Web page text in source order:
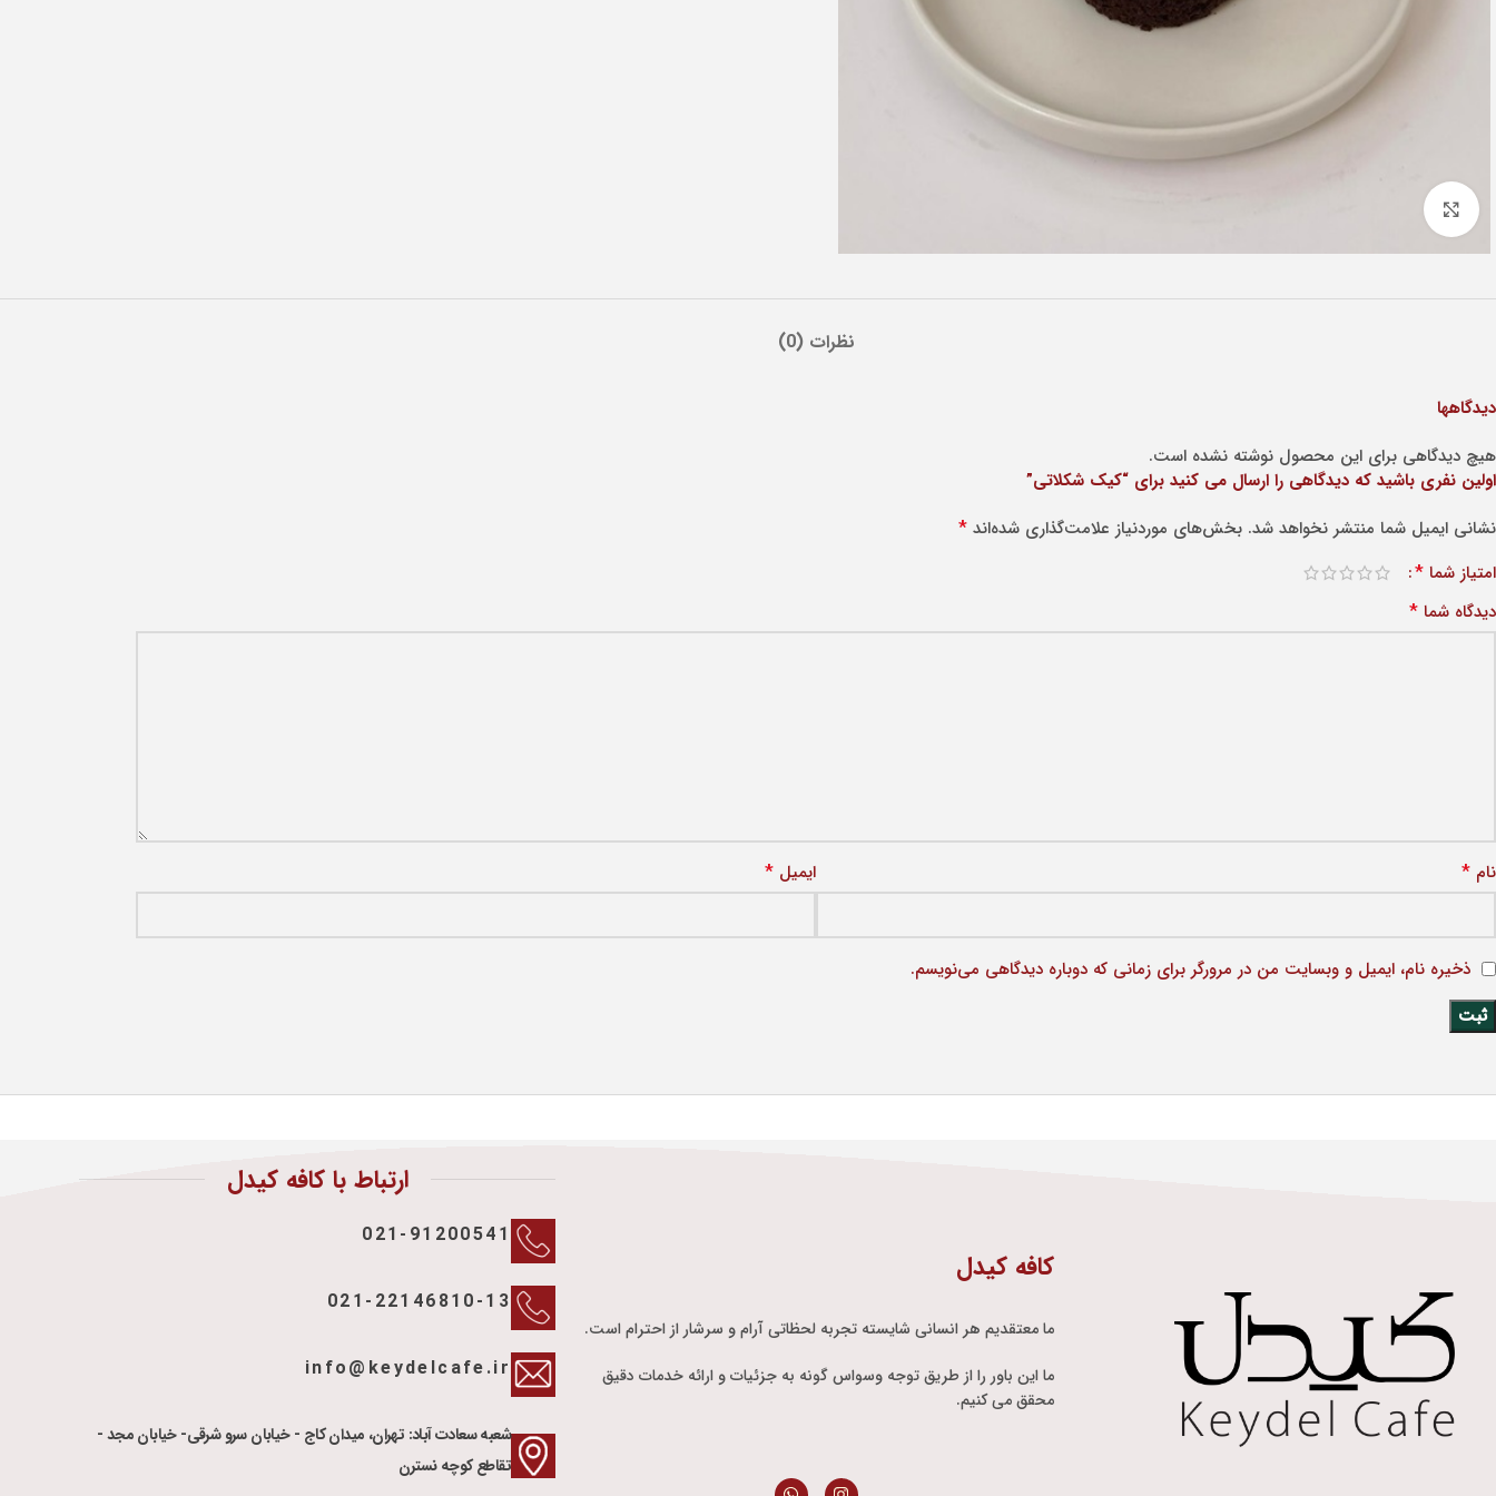
نظرات (0)
دیدگاهها
هیچ دیدگاهی برای این محصول نوشته نشده است.
اولین نفری باشید که دیدگاهی را ارسال می کنید برای “کیک شکلاتی”
نشانی ایمیل شما منتشر نخواهد شد. بخش‌های موردنیاز علامت‌گذاری شده‌اند *
امتیاز شما *
دیدگاه شما *
نام * ایمیل *
ذخیره نام، ایمیل و وبسایت من در مرورگر برای زمانی که دوباره دیدگاهی می‌نویسم.
کافه کیدل
ما معتقدیم هر انسانی شایسته تجربه لحظاتی آرام و سرشار از احترام است.
ما این باور را از طریق توجه وسواس گونه به جزئیات و ارائه خدمات دقیق
محقق می کنیم.
ارتباط با کافه کیدل
021-91200541
021-22146810-13
info@keydelcafe.ir
شعبه سعادت آباد: تهران، میدان کاج - خیابان سرو شرقی- خیابان مجد -
تقاطع کوچه نسترن